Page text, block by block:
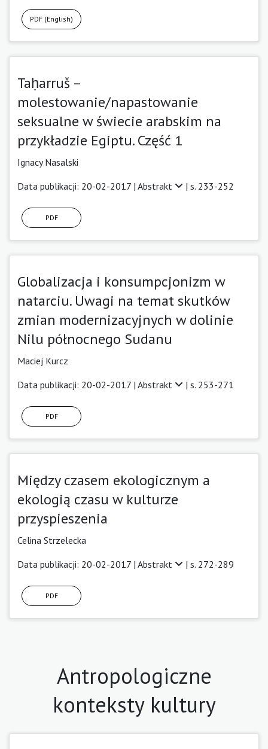
PDF (English)
Taḥarruš –
molestowanie/napastowanie
seksualne w świecie arabskim na
przykładzie Egiptu. Część 1
Ignacy Nasalski
Data publikacji: 20-02-2017 | Abstrakt | s. 233-252
PDF
Globalizacja i konsumpcjonizm w
natarciu. Uwagi na temat skutków
zmian modernizacyjnych w dolinie
Nilu północnego Sudanu
Maciej Kurcz
Data publikacji: 20-02-2017 | Abstrakt | s. 253-271
PDF
Między czasem ekologicznym a
ekologią czasu w kulturze
przyspieszenia
Celina Strzelecka
Data publikacji: 20-02-2017 | Abstrakt | s. 272-289
PDF
Antropologiczne
konteksty kultury